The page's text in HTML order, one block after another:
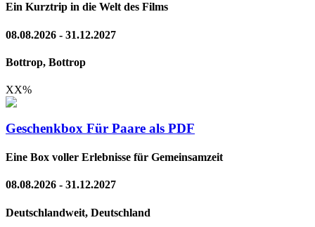
Ein Kurztrip in die Welt des Films
08.08.2026 - 31.12.2027
Bottrop, Bottrop
XX%
Geschenkbox Für Paare als PDF
Eine Box voller Erlebnisse für Gemeinsamzeit
08.08.2026 - 31.12.2027
Deutschlandweit, Deutschland